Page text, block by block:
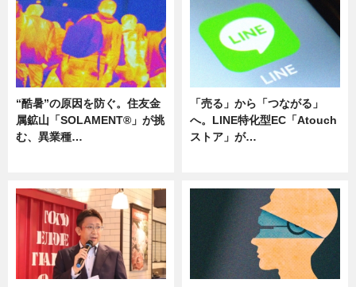
“酷暑”の原因を防ぐ。住友金
属鉱山「SOLAMENT®」が挑
む、異業種…
「売る」から「つながる」
へ。LINE特化型EC「Atouch
ストア」が…